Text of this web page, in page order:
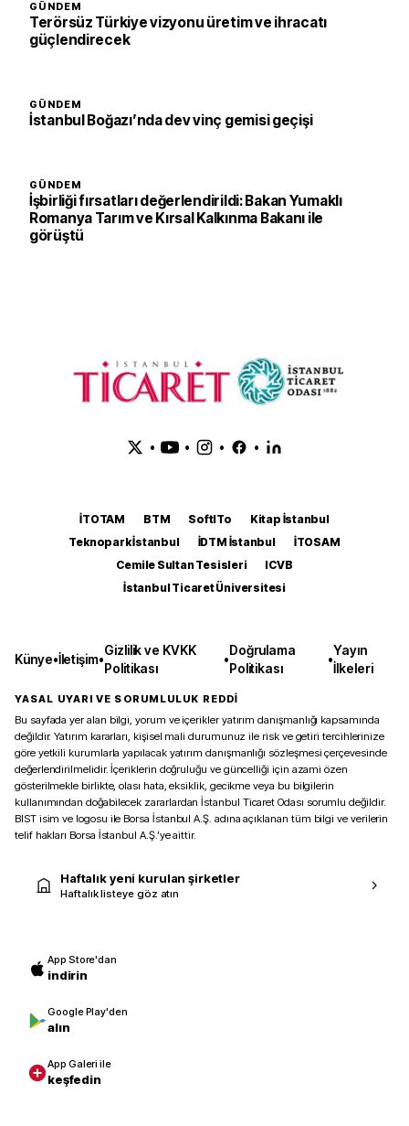
GÜNDEM
Terörsüz Türkiye vizyonu üretim ve ihracatı
güçlendirecek
GÜNDEM
İstanbul Boğazı’nda dev vinç gemisi geçişi
GÜNDEM
İşbirliği fırsatları değerlendirildi: Bakan Yumaklı
Romanya Tarım ve Kırsal Kalkınma Bakanı ile
görüştü
• • • •
İTOTAM BTM SoftITo
Kitap İstanbul
Teknopark İstanbul
İDTM İstanbul
İTOSAM
Cemile Sultan Tesisleri
ICVB
İstanbul Ticaret Üniversitesi
Künye•İletişim•
Gizlilik ve KVKK
Politikası
•
Doğrulama
Politikası
•
Yayın
İlkeleri
YASAL UYARI VE SORUMLULUK REDDİ
Bu sayfada yer alan bilgi, yorum ve içerikler yatırım danışmanlığı kapsamında
değildir. Yatırım kararları, kişisel mali durumunuz ile risk ve getiri tercihlerinize
göre yetkili kurumlarla yapılacak yatırım danışmanlığı sözleşmesi çerçevesinde
değerlendirilmelidir. İçeriklerin doğruluğu ve güncelliği için azami özen
gösterilmekle birlikte, olası hata, eksiklik, gecikme veya bu bilgilerin
kullanımından doğabilecek zararlardan İstanbul Ticaret Odası sorumlu değildir.
BIST isim ve logosu ile Borsa İstanbul A.Ş. adına açıklanan tüm bilgi ve verilerin
telif hakları Borsa İstanbul A.Ş.’ye aittir.
Haftalık yeni kurulan şirketler
Haftalık listeye göz atın
App Store'dan
indirin
Google Play'den
alın
App Galeri ile
keşfedin